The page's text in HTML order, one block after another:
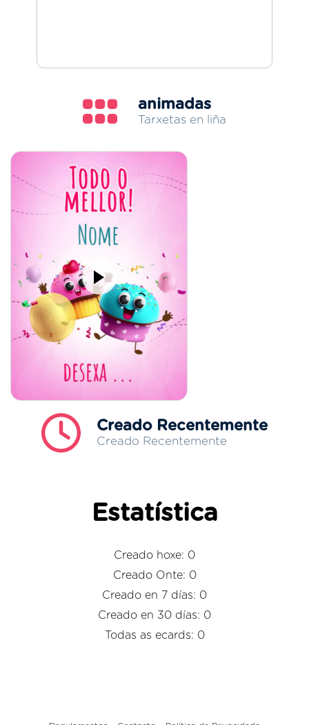
animadas
Tarxetas en liña
Creado Recentemente
Creado Recentemente
Estatística
Creado hoxe: 0
Creado Onte: 0
Creado en 7 días: 0
Creado en 30 días: 0
Todas as ecards: 0